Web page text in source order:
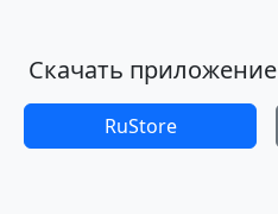
Скачать приложение
RuStore